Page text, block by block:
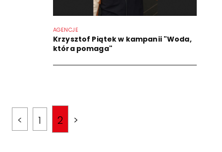
AGENCJE
Krzysztof Piątek w kampanii "Woda,
która pomaga"
< 1 2 >